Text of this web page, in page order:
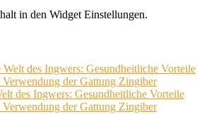
in den Widget Einstellungen.
des Ingwers: Gesundheitliche Vorteile
der Gattung Zingiber